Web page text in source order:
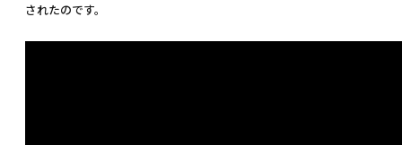
されたのです。